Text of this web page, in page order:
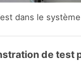
dans le système
de test